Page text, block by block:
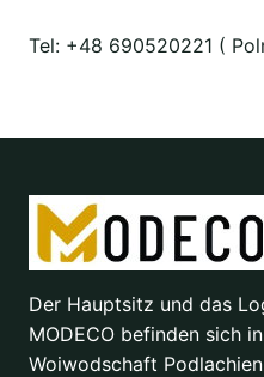
Tel: +48 690520221 (
Der Hauptsitz und das
MODECO befinden sich
Woiwodschaft